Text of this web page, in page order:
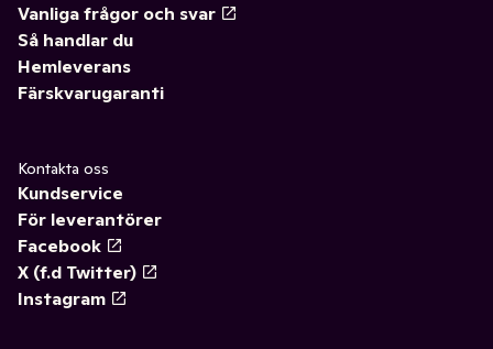
Vanliga frågor och svar
Så handlar du
Hemleverans
Färskvarugaranti
Kontakta oss
Kundservice
För leverantörer
Facebook
X (f.d Twitter)
Instagram